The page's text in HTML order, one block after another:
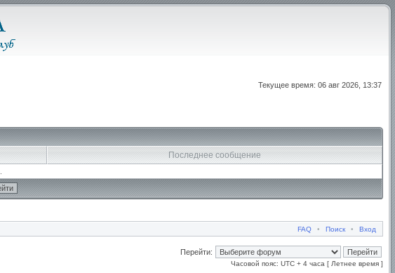
Текущее время: 06 авг 2026, 13:37
Последнее сообщение
FAQ • Поиск • Вход
Перейти:
Часовой пояс: UTC + 4 часа [ Летнее время ]